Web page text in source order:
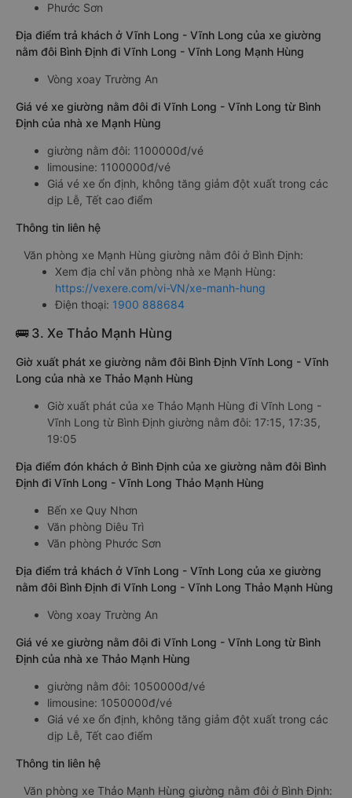
Phước Sơn
Địa điểm trả khách ở Vĩnh Long - Vĩnh Long của xe giường
nằm đôi Bình Định đi Vĩnh Long - Vĩnh Long Mạnh Hùng
Vòng xoay Trường An
Giá vé xe giường nằm đôi đi Vĩnh Long - Vĩnh Long từ Bình
Định của nhà xe Mạnh Hùng
giường nằm đôi: 1100000đ/vé
limousine: 1100000đ/vé
Giá vé xe ổn định, không tăng giảm đột xuất trong các
dịp Lễ, Tết cao điểm
Thông tin liên hệ
Văn phòng xe Mạnh Hùng giường nằm đôi ở Bình Định:
Xem địa chỉ văn phòng nhà xe Mạnh Hùng:
https://vexere.com/vi-VN/xe-manh-hung
Điện thoại: 1900 888684
🚌 3. Xe Thảo Mạnh Hùng
Giờ xuất phát xe giường nằm đôi Bình Định Vĩnh Long - Vĩnh
Long của nhà xe Thảo Mạnh Hùng
Giờ xuất phát của xe Thảo Mạnh Hùng đi Vĩnh Long -
Vĩnh Long từ Bình Định giường nằm đôi: 17:15, 17:35,
19:05
Địa điểm đón khách ở Bình Định của xe giường nằm đôi Bình
Định đi Vĩnh Long - Vĩnh Long Thảo Mạnh Hùng
Bến xe Quy Nhơn
Văn phòng Diêu Trì
Văn phòng Phước Sơn
Địa điểm trả khách ở Vĩnh Long - Vĩnh Long của xe giường
nằm đôi Bình Định đi Vĩnh Long - Vĩnh Long Thảo Mạnh Hùng
Vòng xoay Trường An
Giá vé xe giường nằm đôi đi Vĩnh Long - Vĩnh Long từ Bình
Định của nhà xe Thảo Mạnh Hùng
giường nằm đôi: 1050000đ/vé
limousine: 1050000đ/vé
Giá vé xe ổn định, không tăng giảm đột xuất trong các
dịp Lễ, Tết cao điểm
Thông tin liên hệ
Văn phòng xe Thảo Mạnh Hùng giường nằm đôi ở Bình Định: